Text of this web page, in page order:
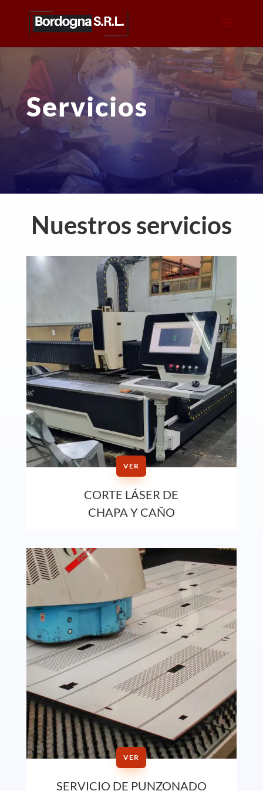
Servicios
Nuestros servicios
VER
CORTE LÁSER DE
CHAPA Y CAÑO
VER
SERVICIO DE PUNZONADO